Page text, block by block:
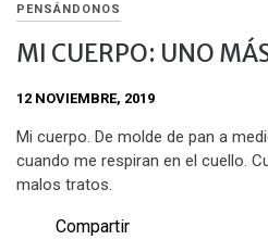
PENSÁNDONOS
MI CUERPO: UNO
12 NOVIEMBRE, 2019
Mi cuerpo. De molde de pan a
cuando me respiran en el cuello.
malos tratos.
Compartir